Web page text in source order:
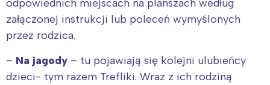
odpowiednich miejscach na planszach według
załączonej instrukcji lub poleceń wymyślonych
przez rodzica.
– Na jagody – tu pojawiają się kolejni ulubieńcy
dzieci- tym razem Trefliki. Wraz z ich rodziną